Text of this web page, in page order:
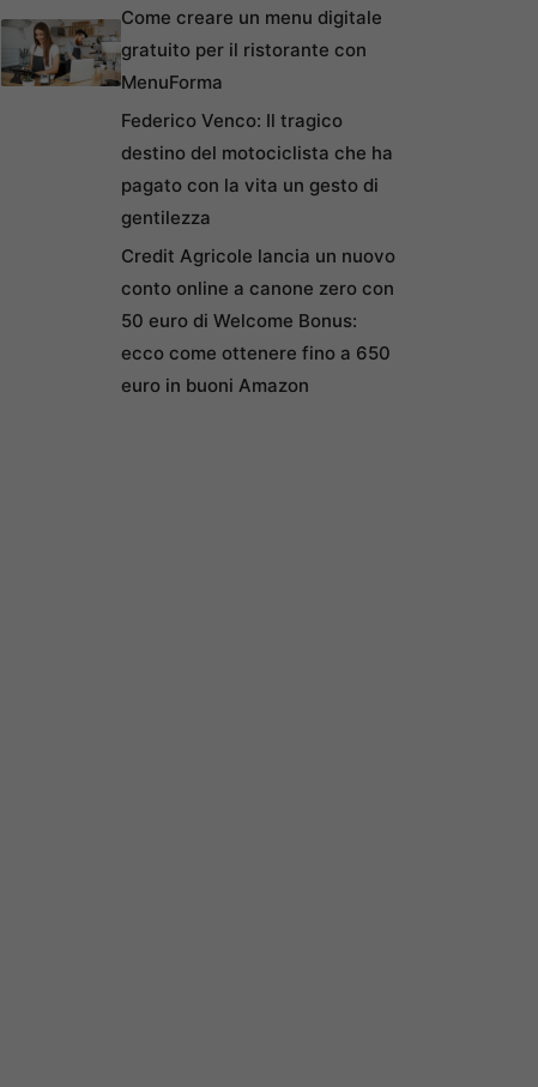
Come creare un menu digitale
gratuito per il ristorante con
MenuForma
Federico Venco: Il tragico
destino del motociclista che ha
pagato con la vita un gesto di
gentilezza
Credit Agricole lancia un nuovo
conto online a canone zero con
50 euro di Welcome Bonus:
ecco come ottenere fino a 650
euro in buoni Amazon